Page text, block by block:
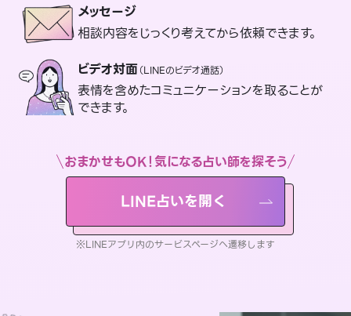
メッセージ
相談内容をじっくり考えてから依頼できます。
ビデオ対面（LINEのビデオ通話）
表情を含めたコミュニケーションを取ることが
できます。
おまかせもOK！気になる占い師を探そう
LINE占いを開く
※LINEアプリ内のサービスページへ遷移します